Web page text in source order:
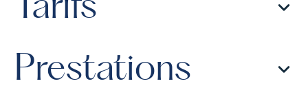
Tarifs
Prestations